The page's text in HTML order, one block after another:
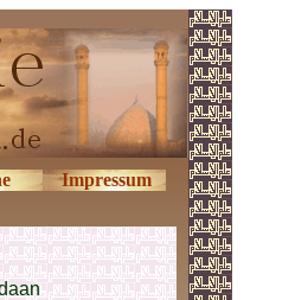
Impressum